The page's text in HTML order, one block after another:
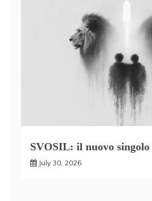
SVOSIL: il nuovo
July 30, 2026